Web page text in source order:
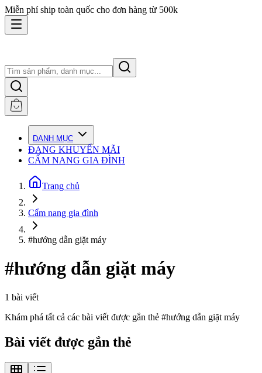
Miễn phí ship toàn quốc cho đơn hàng từ 500k
DANH MỤC
ĐANG KHUYẾN MÃI
CẨM NANG GIA ĐÌNH
Trang chủ
Cẩm nang gia đình
#hướng dẫn giặt máy
#hướng dẫn giặt máy
1 bài viết
Khám phá tất cả các bài viết được gắn thẻ #hướng dẫn giặt máy
Bài viết được gắn thẻ